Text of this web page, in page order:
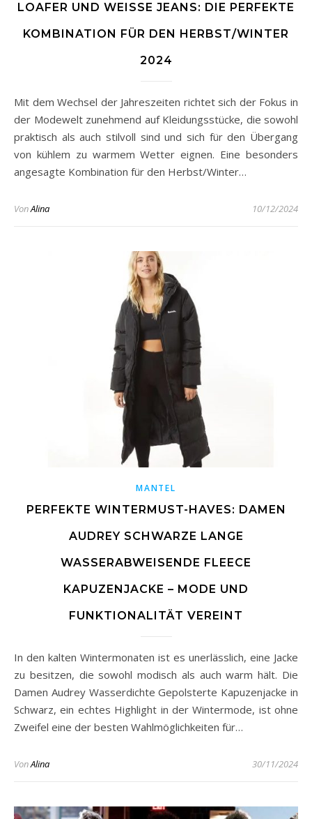
LOAFER UND WEISSE JEANS: DIE PERFEKTE K
OMBINATION FÜR DEN HERBST/WINTER 2
024
Mit dem Wechsel der Jahreszeiten richtet sich der Fokus in
der Modewelt zunehmend auf Kleidungsstücke, die sowohl
praktisch als auch stilvoll sind und sich für den Übergang
von kühlem zu warmem Wetter eignen. Eine besonders
angesagte Kombination für den Herbst/Winter…
VonAlina 10/12/2024
MANTEL
PERFEKTE WINTERMUST-HAVES: DAMEN
AUDREY SCHWARZE LANGE
WASSERABWEISENDE FLEECE
KAPUZENJACKE – MODE UND
FUNKTIONALITÄT VEREINT
In den kalten Wintermonaten ist es unerlässlich, eine Jacke
zu besitzen, die sowohl modisch als auch warm hält. Die
Damen Audrey Wasserdichte Gepolsterte Kapuzenjacke in
Schwarz, ein echtes Highlight in der Wintermode, ist ohne
Zweifel eine der besten Wahlmöglichkeiten für…
VonAlina 30/11/2024